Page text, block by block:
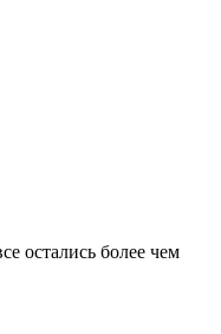
остались более чем